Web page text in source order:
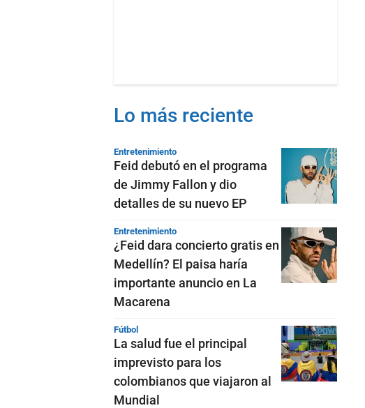
Lo más reciente
Entretenimiento
Feid debutó en el programa
de Jimmy Fallon y dio
detalles de su nuevo EP
Entretenimiento
¿Feid dara concierto gratis en
Medellín? El paisa haría
importante anuncio en La
Macarena
Fútbol
La salud fue el principal
imprevisto para los
colombianos que viajaron al
Mundial